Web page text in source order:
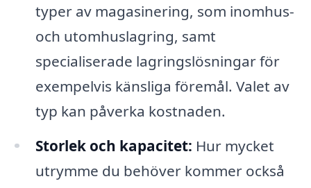
typer av magasinering, som inomhus-
och utomhuslagring, samt
specialiserade lagringslösningar för
exempelvis känsliga föremål. Valet av
typ kan påverka kostnaden.
Storlek och kapacitet: Hur mycket
utrymme du behöver kommer också